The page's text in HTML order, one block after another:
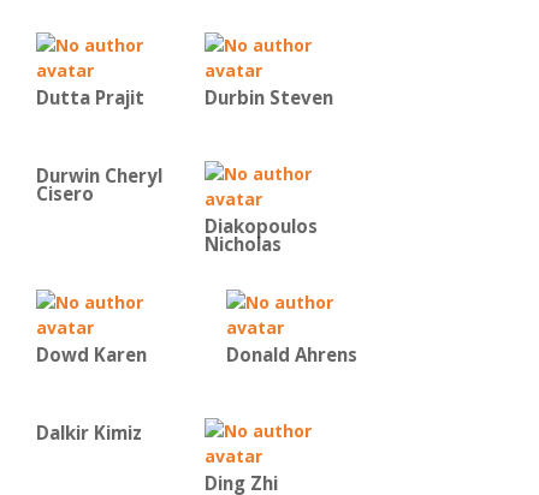
Dutta Prajit Durbin Steven
Durwin Cheryl
Cisero
Diakopoulos
Nicholas
Dowd Karen Donald Ahrens
Dalkir Kimiz
Ding Zhi